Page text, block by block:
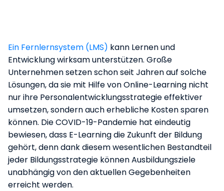
Ein Fernlernsystem (LMS) kann Lernen und
Entwicklung wirksam unterstützen. Große
Unternehmen setzen schon seit Jahren auf solche
Lösungen, da sie mit Hilfe von Online-Learning nicht
nur ihre Personalentwicklungsstrategie effektiver
umsetzen, sondern auch erhebliche Kosten sparen
können. Die COVID-19-Pandemie hat eindeutig
bewiesen, dass E-Learning die Zukunft der Bildung
gehört, denn dank diesem wesentlichen Bestandteil
jeder Bildungsstrategie können Ausbildungsziele
unabhängig von den aktuellen Gegebenheiten
erreicht werden.